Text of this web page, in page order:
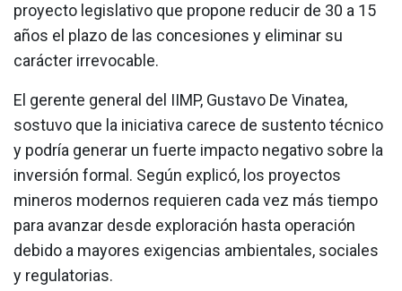
proyecto legislativo que propone reducir de 30 a 15
años el plazo de las concesiones y eliminar su
carácter irrevocable.
El gerente general del IIMP, Gustavo De Vinatea,
sostuvo que la iniciativa carece de sustento técnico
y podría generar un fuerte impacto negativo sobre la
inversión formal. Según explicó, los proyectos
mineros modernos requieren cada vez más tiempo
para avanzar desde exploración hasta operación
debido a mayores exigencias ambientales, sociales
y regulatorias.